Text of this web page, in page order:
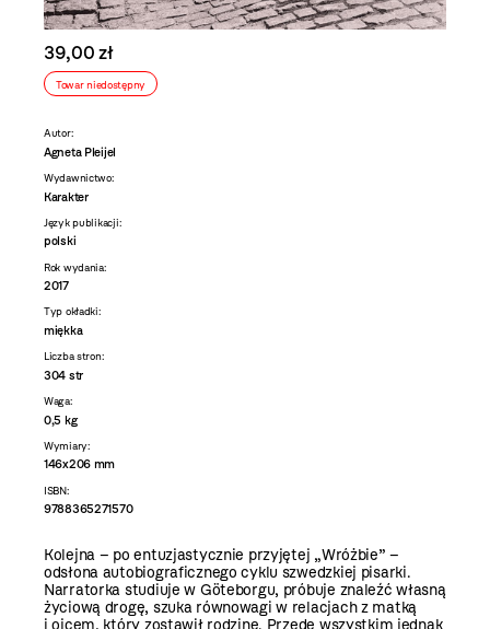
39,00 zł
Towar niedostępny
Autor:
Agneta Pleijel
Wydawnictwo:
Karakter
Język publikacji:
polski
Rok wydania:
2017
Typ okładki:
miękka
Liczba stron:
304 str
Waga:
0,5 kg
Wymiary:
146x206 mm
ISBN:
9788365271570
Kolejna – po entuzjastycznie przyjętej „Wróżbie” –
odsłona autobiograficznego cyklu szwedzkiej pisarki.
Narratorka studiuje w Göteborgu, próbuje znaleźć własną
życiową drogę, szuka równowagi w relacjach z matką